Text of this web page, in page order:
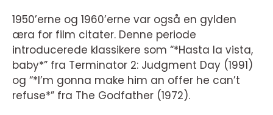
1950’erne og 1960’erne var også en gylden
æra for film citater. Denne periode
introducerede klassikere som “*Hasta la vista,
baby*” fra Terminator 2: Judgment Day (1991)
og “*I’m gonna make him an offer he can’t
refuse*” fra The Godfather (1972).